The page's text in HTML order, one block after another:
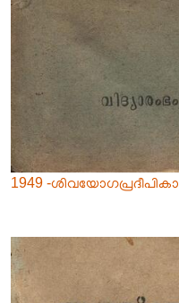
1949 -ശിവയോഗപ്രദീപികാ